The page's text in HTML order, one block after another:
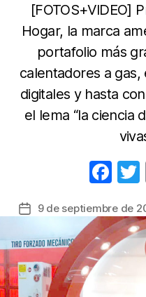
[FOTOS+VIDEO]
Hogar, la marca
portafolio más
calentadores a
digitales y hasta
el lema “la ciencia
F
c
e
b
Fecha
la
entrada
9 de septiembre de